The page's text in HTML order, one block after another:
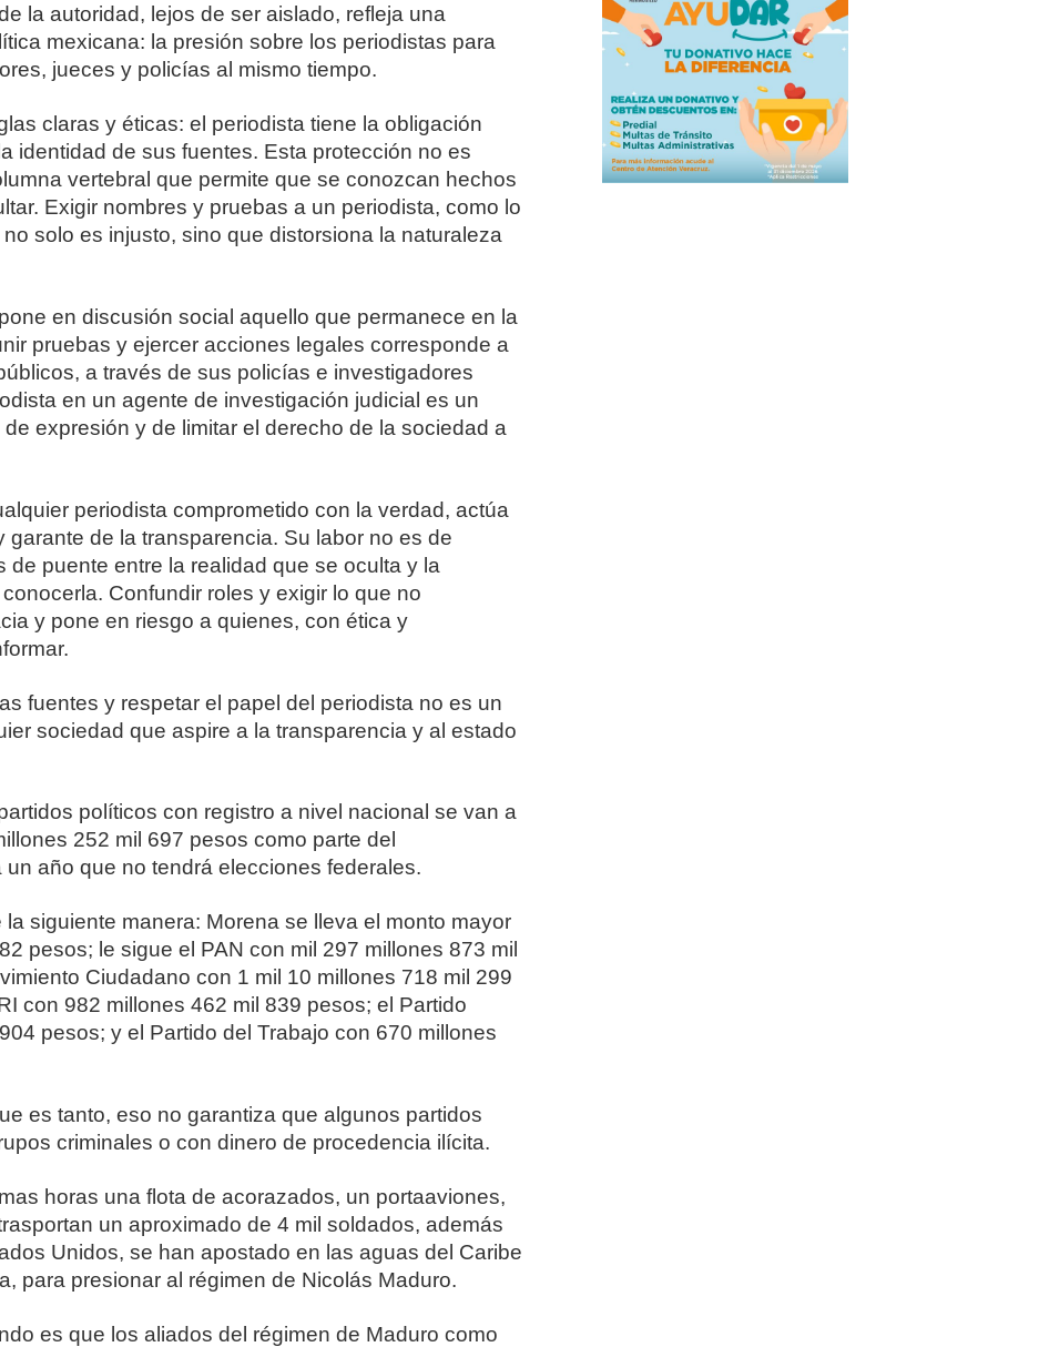
la autoridad, lejos de ser aislado, refleja una
mexicana: la presión sobre los periodistas para
jueces y policías al mismo tiempo.
claras y éticas: el periodista tiene la obligación
identidad de sus fuentes. Esta protección no es
vertebral que permite que se conozcan hechos
Exigir nombres y pruebas a un periodista, como lo
solo es injusto, sino que distorsiona la naturaleza
en discusión social aquello que permanece en la
pruebas y ejercer acciones legales corresponde a
a través de sus policías e investigadores
en un agente de investigación judicial es un
expresión y de limitar el derecho de la sociedad a
periodista comprometido con la verdad, actúa
de la transparencia. Su labor no es de
de puente entre la realidad que se oculta y la
Confundir roles y exigir lo que no
y pone en riesgo a quienes, con ética y
fuentes y respetar el papel del periodista no es un
sociedad que aspire a la transparencia y al estado
políticos con registro a nivel nacional se van a
252 mil 697 pesos como parte del
año que no tendrá elecciones federales.
siguiente manera: Morena se lleva el monto mayor
pesos; le sigue el PAN con mil 297 millones 873 mil
Ciudadano con 1 mil 10 millones 718 mil 299
con 982 millones 462 mil 839 pesos; el Partido
pesos; y el Partido del Trabajo con 670 millones
es tanto, eso no garantiza que algunos partidos
criminales o con dinero de procedencia ilícita.
horas una flota de acorazados, un portaaviones,
un aproximado de 4 mil soldados, además
Unidos, se han apostado en las aguas del Caribe
para presionar al régimen de Nicolás Maduro.
es que los aliados del régimen de Maduro como